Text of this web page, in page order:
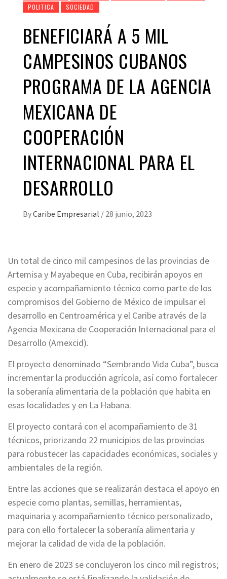
POLITICA
SOCIEDAD
BENEFICIARÁ A 5 MIL
CAMPESINOS CUBANOS
PROGRAMA DE LA AGENCIA
MEXICANA DE
COOPERACIÓN
INTERNACIONAL PARA EL
DESARROLLO
ByCaribe Empresarial / 28 junio, 2023
Un total de cinco mil campesinos de las provincias de
Artemisa y Mayabeque en Cuba, recibirán apoyos en
especie y acompañamiento técnico como parte de los
compromisos del Gobierno de México de impulsar el
desarrollo en Centroamérica y el Caribe através de la
Agencia Mexicana de Cooperación Internacional para el
Desarrollo (Amexcid).
El proyecto denominado “Sembrando Vida Cuba”, busca
incrementar la producción agrícola, así como fortalecer
la soberanía alimentaria de la población que habita en
esas localidades y en La Habana.
El proyecto contará con el acompañamiento de 31
técnicos, priorizando 22 municipios de las provincias
para robustecer las capacidades económicas, sociales y
ambientales de la región.
Entre las acciones que se realizarán destaca el apoyo en
especie como plantas, semillas, herramientas,
maquinaria y acompañamiento técnico personalizado,
para con ello fortalecer la soberanía alimentaria y
mejorar la calidad de vida de la población.
En enero de 2023 se concluyeron los cinco mil registros;